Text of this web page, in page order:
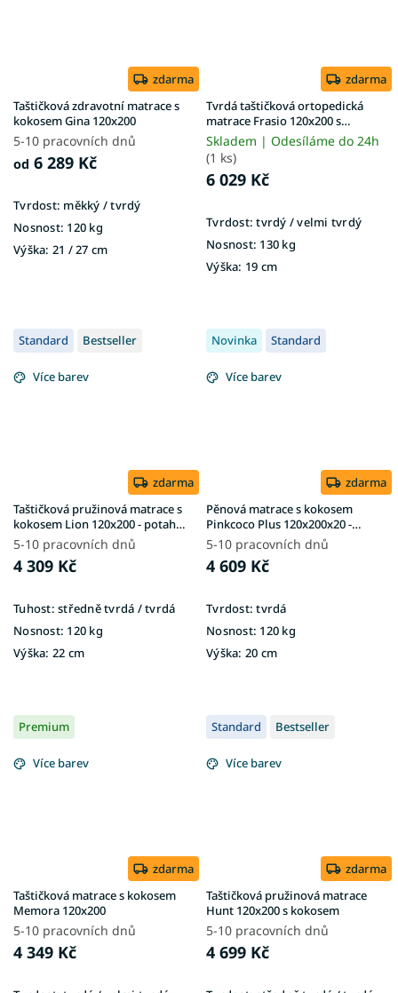
zdarma
Taštičková zdravotní matrace s
kokosem Gina 120x200
5-10 pracovních dnů
od 6 289 Kč
Tvrdost: měkký / tvrdý
Nosnost: 120 kg
Výška: 21 / 27 cm
zdarma
Tvrdá taštičková ortopedická
matrace Frasio 120x200 s
kokosem
Skladem | Odesíláme do 24h
(1 ks)
6 029 Kč
Tvrdost: tvrdý / velmi tvrdý
Nosnost: 130 kg
Výška: 19 cm
Standard Bestseller
Více barev
zdarma
Taštičková pružinová matrace s
kokosem Lion 120x200 - potah
Gold
5-10 pracovních dnů
4 309 Kč
Tuhost: středně tvrdá / tvrdá
Nosnost: 120 kg
Výška: 22 cm
Novinka Standard
Více barev
zdarma
Pěnová matrace s kokosem
Pinkcoco Plus 120x200x20 -
potah Aloe Vera
5-10 pracovních dnů
4 609 Kč
Tvrdost: tvrdá
Nosnost: 120 kg
Výška: 20 cm
Premium
Více barev
zdarma
Taštičková matrace s kokosem
Memora 120x200
5-10 pracovních dnů
4 349 Kč
Standard Bestseller
Více barev
zdarma
Taštičková pružinová matrace
Hunt 120x200 s kokosem
5-10 pracovních dnů
4 699 Kč